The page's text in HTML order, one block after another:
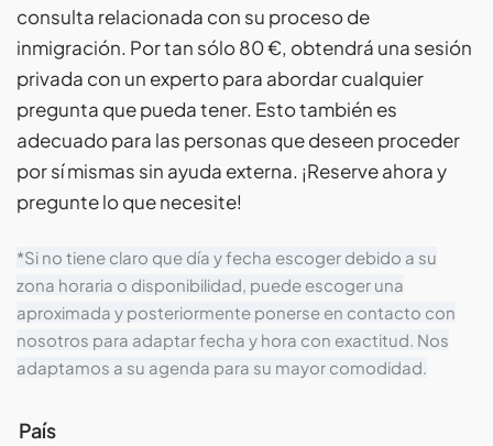
consulta relacionada con su proceso de
inmigración. Por tan sólo 80 €, obtendrá una sesión
privada con un experto para abordar cualquier
pregunta que pueda tener. Esto también es
adecuado para las personas que deseen proceder
por sí mismas sin ayuda externa. ¡Reserve ahora y
pregunte lo que necesite!
*Si no tiene claro que día y fecha escoger debido a su
zona horaria o disponibilidad, puede escoger una
aproximada y posteriormente ponerse en contacto con
nosotros para adaptar fecha y hora con exactitud. Nos
adaptamos a su agenda para su mayor comodidad.
País